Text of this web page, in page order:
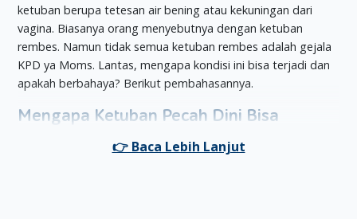
ketuban berupa tetesan air bening atau kekuningan dari
vagina. Biasanya orang menyebutnya dengan ketuban
rembes. Namun tidak semua ketuban rembes adalah gejala
KPD ya Moms. Lantas, mengapa kondisi ini bisa terjadi dan
apakah berbahaya? Berikut pembahasannya.
Mengapa Ketuban Pecah Dini Bisa